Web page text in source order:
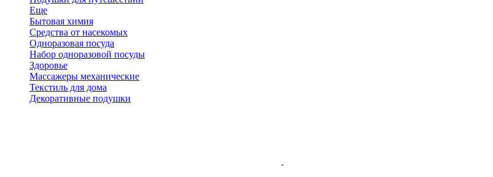
Еще
Бытовая химия
Средства от насекомых
Одноразовая посуда
Набор одноразовой посуды
Здоровье
Массажеры механические
Текстиль для дома
Декоративные подушки